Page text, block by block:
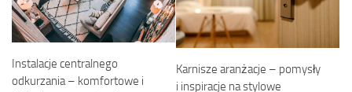
Instalacje centralnego
odkurzania – komfortowe i
Karnisze aranżacje – pomysły
i inspiracje na stylowe